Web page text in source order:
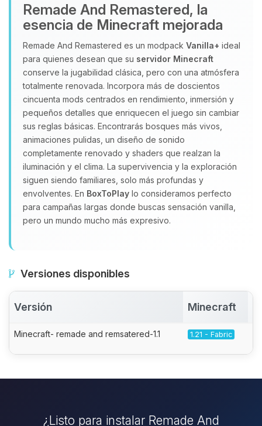
Remade And Remastered, la
esencia de Minecraft mejorada
Remade And Remastered es un modpack Vanilla+ ideal
para quienes desean que su servidor Minecraft
conserve la jugabilidad clásica, pero con una atmósfera
totalmente renovada. Incorpora más de doscientos
cincuenta mods centrados en rendimiento, inmersión y
pequeños detalles que enriquecen el juego sin cambiar
sus reglas básicas. Encontrarás bosques más vivos,
animaciones pulidas, un diseño de sonido
completamente renovado y shaders que realzan la
iluminación y el clima. La supervivencia y la exploración
siguen siendo familiares, solo más profundas y
envolventes. En BoxToPlay lo consideramos perfecto
para campañas largas donde buscas sensación vanilla,
pero un mundo mucho más expresivo.
Versiones disponibles
Versión Minecraft
Minecraft- remade and remsatered-1.1 1.21 - Fabric
¿Listo para instalar Remade And